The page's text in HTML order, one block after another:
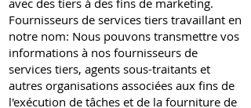
avec des tiers à des fins de marketing.
Fournisseurs de services tiers travaillant en
notre nom: Nous pouvons transmettre vos
informations à nos fournisseurs de
services tiers, agents sous-traitants et
autres organisations associées aux fins de
l'exécution de tâches et de la fourniture de